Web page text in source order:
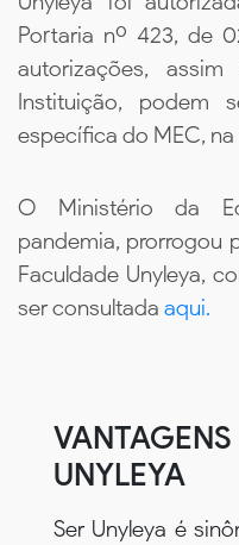
Portaria nº 423, de
autorizações,
Instituição, podem
específica do MEC,
O Ministério da
pandemia, prorrogou
Faculdade Unyleya,
ser consultada aqui.
UNYLEYA
Ser Unyleya é